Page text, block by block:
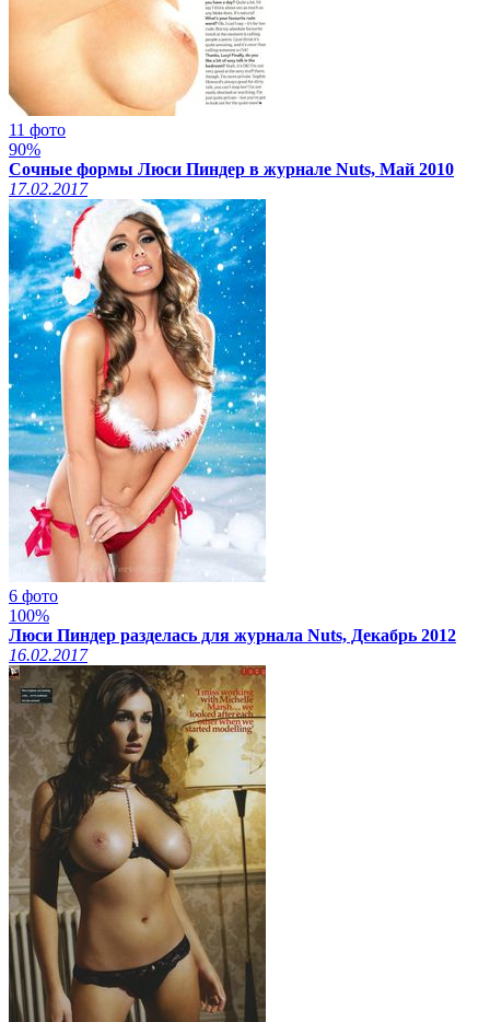
11 фото
90%
Сочные формы Люси Пиндер в журнале Nuts, Май 2010
17.02.2017
6 фото
100%
Люси Пиндер разделась для журнала Nuts, Декабрь 2012
16.02.2017